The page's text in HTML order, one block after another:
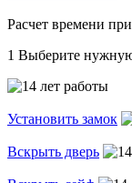
Расчет времени
1 Выберите
Установить замок
Вскрыть дверь